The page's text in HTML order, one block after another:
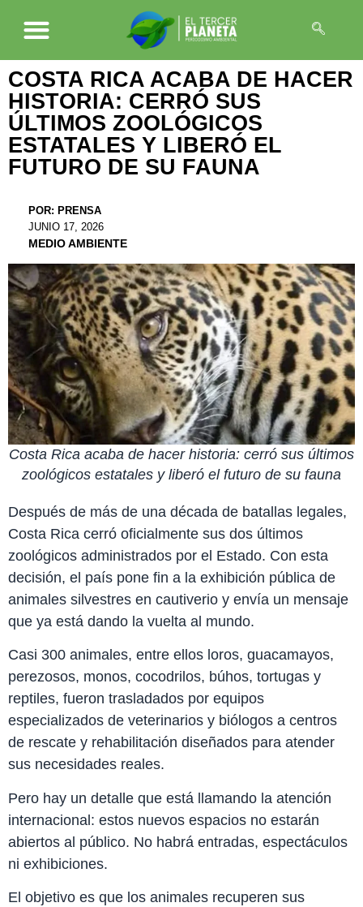
COSTA RICA ACABA DE HACER
HISTORIA: CERRÓ SUS
ÚLTIMOS ZOOLÓGICOS
ESTATALES Y LIBERÓ EL
FUTURO DE SU FAUNA
POR: PRENSA
JUNIO 17, 2026
MEDIO AMBIENTE
Costa Rica acaba de hacer historia: cerró sus últimos
zoológicos estatales y liberó el futuro de su fauna
Después de más de una década de batallas legales,
Costa Rica cerró oficialmente sus dos últimos
zoológicos administrados por el Estado. Con esta
decisión, el país pone fin a la exhibición pública de
animales silvestres en cautiverio y envía un mensaje
que ya está dando la vuelta al mundo.
Casi 300 animales, entre ellos loros, guacamayos,
perezosos, monos, cocodrilos, búhos, tortugas y
reptiles, fueron trasladados por equipos
especializados de veterinarios y biólogos a centros
de rescate y rehabilitación diseñados para atender
sus necesidades reales.
Pero hay un detalle que está llamando la atención
internacional: estos nuevos espacios no estarán
abiertos al público. No habrá entradas, espectáculos
ni exhibiciones.
El objetivo es que los animales recuperen sus